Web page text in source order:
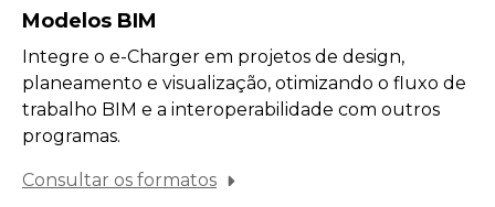
Modelos BIM
Integre o e-Charger em projetos de design,
planeamento e visualização, otimizando o fluxo de
trabalho BIM e a interoperabilidade com outros
programas.
Consultar os formatos